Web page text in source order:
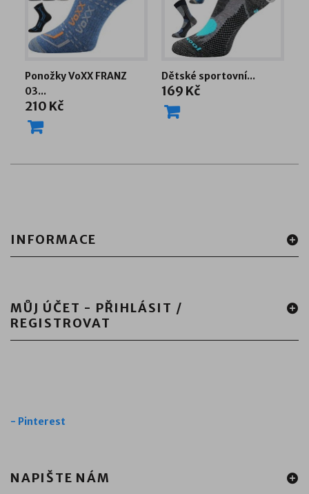
Ponožky VoXX FRANZ
03...
210 Kč
Dětské sportovní...
169 Kč
INFORMACE
MŮJ ÚČET - PŘIHLÁSIT /
REGISTROVAT
- Pinterest
NAPIŠTE NÁM